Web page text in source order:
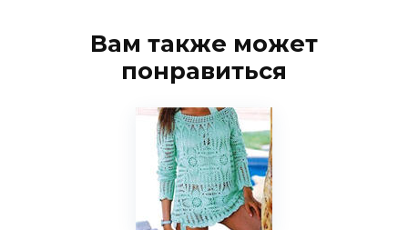
Вам также может
понравиться